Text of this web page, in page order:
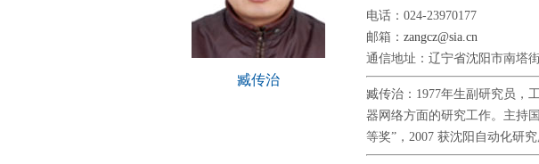
臧传治
电话：024-23970177
邮箱： zangcz@sia.cn
通信地址：辽宁省沈阳市南塔
臧传治：1977年生副研究员，
器网络方面的研究工作。主持
等奖”，2007 获沈阳自动化研